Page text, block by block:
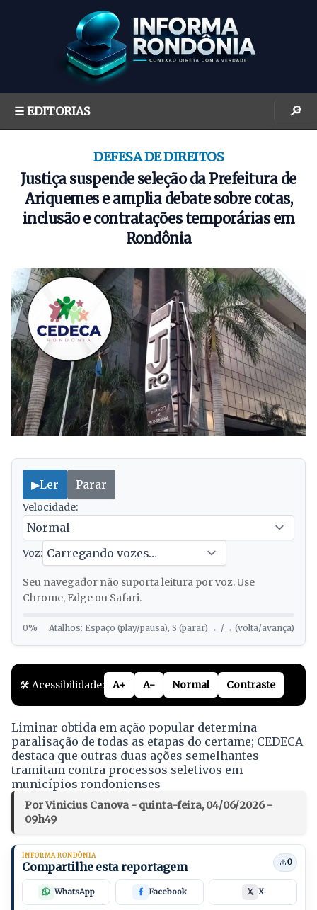
☰ EDITORIAS 🔎
DEFESA DE DIREITOS
Justiça suspende seleção da Prefeitura de
Ariquemes e amplia debate sobre cotas,
inclusão e contratações temporárias em
Rondônia
▶Ler Parar
Velocidade:
Voz:
Seu navegador não suporta leitura por voz. Use
Chrome, Edge ou Safari.
0% Atalhos: Espaço (play/pausa), S (parar), ←/→ (volta/avança)
🛠️ Acessibilidade: A+ A- Normal Contraste
Liminar obtida em ação popular determina
paralisação de todas as etapas do certame; CEDECA
destaca que outras duas ações semelhantes
tramitam contra processos seletivos em
municípios rondonienses
Por Vinicius Canova - quinta-feira, 04/06/2026 -
09h49
INFORMA RONDÔNIA
Compartilhe esta reportagem 0
WhatsApp Facebook X